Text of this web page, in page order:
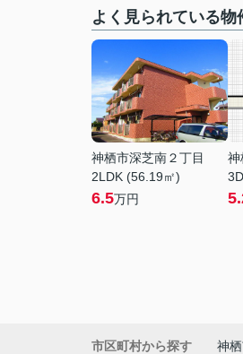
よく見られている物
神栖市深芝南２丁目
2LDK (56.19㎡)
6.5万円
神
市区町村から探す 神